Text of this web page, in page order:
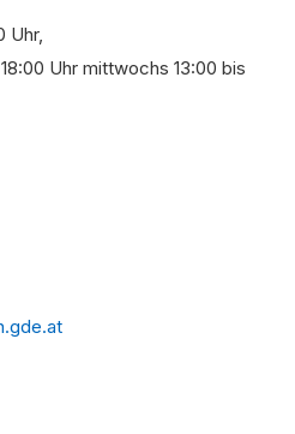
Uhr,
Uhr mittwochs 13:00 bis